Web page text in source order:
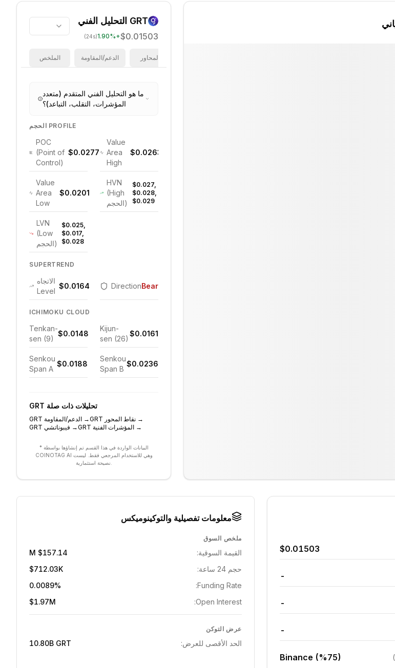
GRT التحليل الفني
$0.01503
+
1.90%
(24s)
الملخص الدعم/المقاومة المحاور
ما هو التحليل الفني المتقدم (متعدد
المؤشرات، التقلب، التباعد)؟
الحجم PROFILE
POC
(Point of
Control)
$0.0277
Value
Area
High
$0.0263
Value
Area
Low
$0.0201
HVN
(High
الحجم)
$0.027,
$0.028,
$0.029
LVN
(Low
الحجم)
$0.025,
$0.017,
$0.028
SUPERTREND
الاتجاه
Level
$0.0164 DirectionBearish
ICHIMOKU CLOUD
Tenkan-
sen (9)
$0.0148
Kijun-
sen (26)
$0.0161
Senkou
Span A
$0.0188
Senkou
Span B
$0.0236
GRT تحليلات ذات صلة
GRT الدعم/المقاومة →GRT نقاط المحور →
GRT فيبوناتشي →GRT المؤشرات الفنية →
* البيانات الواردة في هذا القسم تم إنشاؤها بواسطة
COINOTAG AI وهي للاستخدام المرجعي فقط. ليست
$0.01503
-
-
-
Binance (%75)
معلومات تفصيلية والتوكينوميكس
ملخص السوق
القيمة السوقية:
$157.14 M
حجم 24 ساعة:
$712.03K
Funding Rate:
0.0089%
Open Interest:
$1.97M
عرض التوكن
الحد الأقصى للعرض: 10.80B GRT